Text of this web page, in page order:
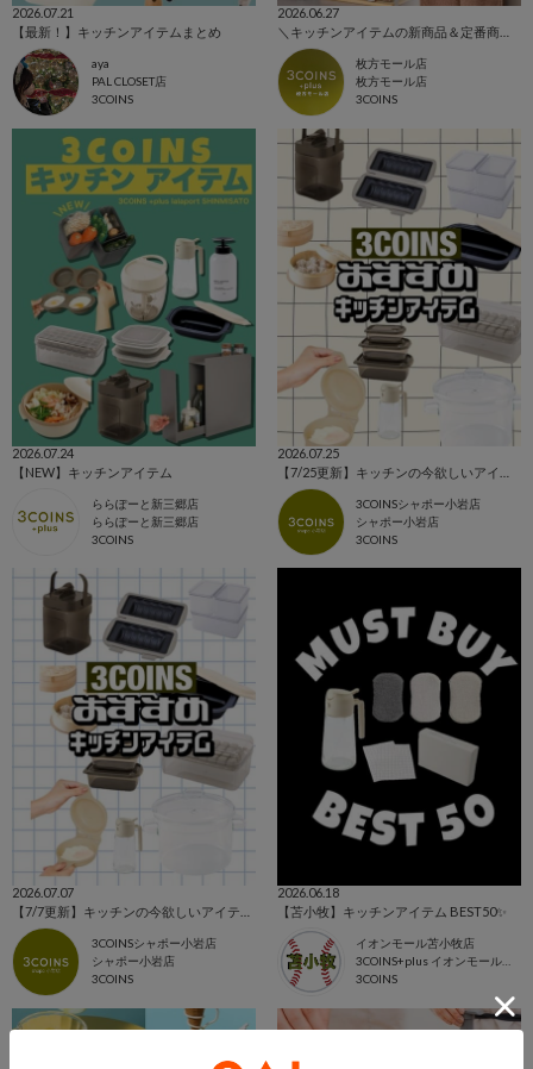
2026.07.21
【最新！】キッチンアイテムまとめ
aya
PAL CLOSET店
3COINS
2026.06.27
＼キッチンアイテムの新商品＆定番商品をご紹介！／
枚方モール店
枚方モール店
3COINS
2026.07.24
【NEW】キッチンアイテム
ららぽーと新三郷店
ららぽーと新三郷店
3COINS
2026.07.25
3COINSシャポー小岩店
シャポー小岩店
3COINS
2026.07.07
3COINSシャポー小岩店
シャポー小岩店
3COINS
2026.06.18
【苫小牧】キッチンアイテム BEST50✨
イオンモール苫小牧店
3COINS